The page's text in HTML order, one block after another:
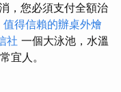
，您必須支付全額治
值得信賴的辦桌外燴
社 一個大泳池，水溫
宜人。